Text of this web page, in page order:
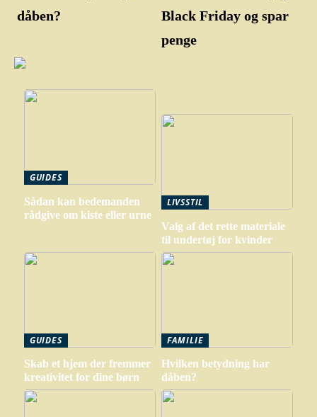
dåben?
Black Friday og spar
penge
GUIDES
Sådan kan bedemanden
rådgive om kiste eller urne
LIVSSTIL
Valg af det rette materiale
til undertøj for kvinder
GUIDES
Skab et hjem der fremmer
kreativitet for dine børn
FAMILIE
Hvilken betydning har
dåben?